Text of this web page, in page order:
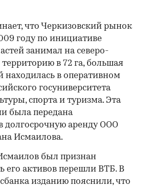
что Черкизовский рынок
году по инициативе
занимал на северо-
в 72 га, большая
находилась в оперативном
госуниверситета
спорта и туризма. Эта
была передана
долгосрочную аренду ООО
Исмаилова.
был признан
его активов перешли ВТБ. В
изданию пояснили, что